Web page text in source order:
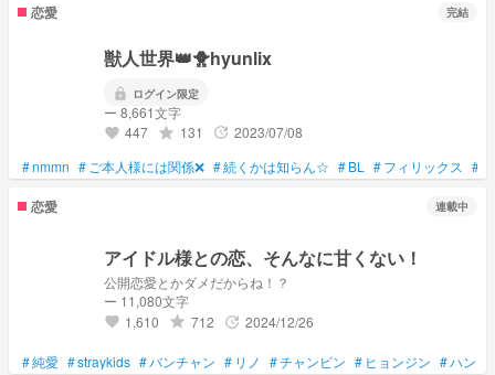
恋愛 完結
獣人世界👑🐥hyunlix
lock ログイン限定
ー 8,661文字
favorite 447 grade 131 update 2023/07/08
#nmmn #ご本人様には関係❌ #続くかは知らん☆ #BL #フィリックス #
恋愛 連載中
アイドル様との恋、そんなに甘くない！
公開恋愛とかダメだからね！？
ー 11,080文字
favorite 1,610 grade 712 update 2024/12/26
#純愛 #straykids #バンチャン # リノ #チャンビン # ヒョンジン #ハン